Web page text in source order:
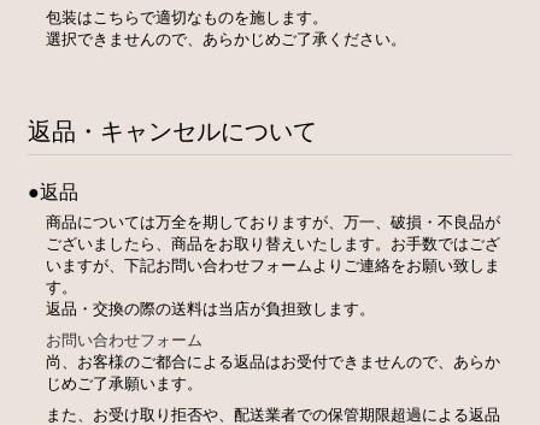
包装はこちらで適切なものを施します。
選択できませんので、あらかじめご了承ください。
返品・キャンセルについて
●返品
商品については万全を期しておりますが、万一、破損・不良品が
ございましたら、商品をお取り替えいたします。お手数ではござ
いますが、下記お問い合わせフォームよりご連絡をお願い致しま
す。
返品・交換の際の送料は当店が負担致します。
お問い合わせフォーム
尚、お客様のご都合による返品はお受付できませんので、あらか
じめご了承願います。
また、お受け取り拒否や、配送業者での保管期限超過による返品